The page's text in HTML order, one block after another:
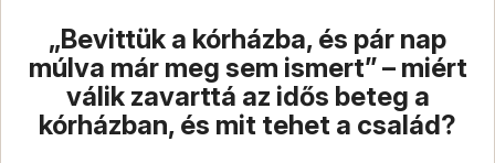
„Bevittük a kórházba, és pár nap
múlva már meg sem ismert” – miért
válik zavarttá az idős beteg a
kórházban, és mit tehet a család?